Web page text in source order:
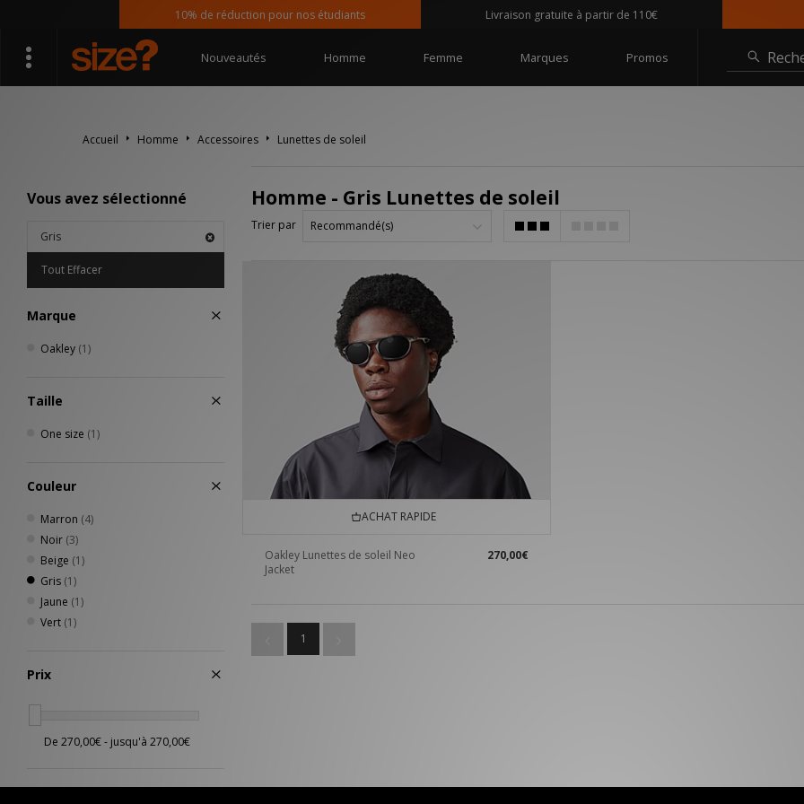
10% de réduction pour nos étudiants Livraison gratuite à partir de 110€
Nouveautés Homme Femme Marques Promos
Accueil Homme Accessoires Lunettes de soleil
Vous avez sélectionné
Gris
Tout Effacer
Marque
Oakley (1)
Taille
One size (1)
Couleur
Marron (4)
Noir (3)
Beige (1)
Gris (1)
Jaune (1)
Vert (1)
Prix
Homme - Gris Lunettes de soleil
Trier par
ACHAT RAPIDE
Oakley Lunettes de soleil Neo
Jacket
270,00€
1